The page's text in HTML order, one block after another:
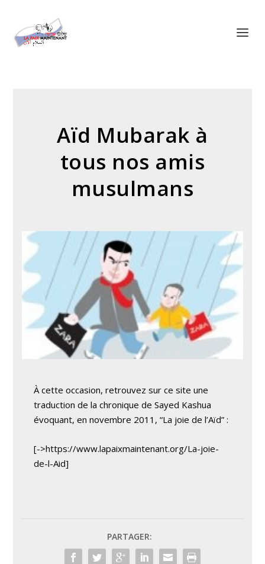
Aïd Mubarak à
tous nos amis
musulmans
À cette occasion, retrouvez sur ce site une
traduction de la chronique de Sayed Kashua
évoquant, en novembre 2011, “La joie de l’Aïd” :
[->https://www.lapaixmaintenant.org/La-joie-
de-l-Aid]
PARTAGER: